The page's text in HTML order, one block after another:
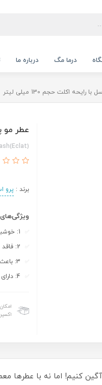
درما مگ درباره ما
اکلت حجم 130 میلی لیتر
عطر مو
برند : پرو
آگین کنیم! اما نه با